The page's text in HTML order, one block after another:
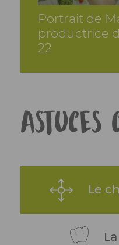
Portrait de
productrice
22
Astuces
Le